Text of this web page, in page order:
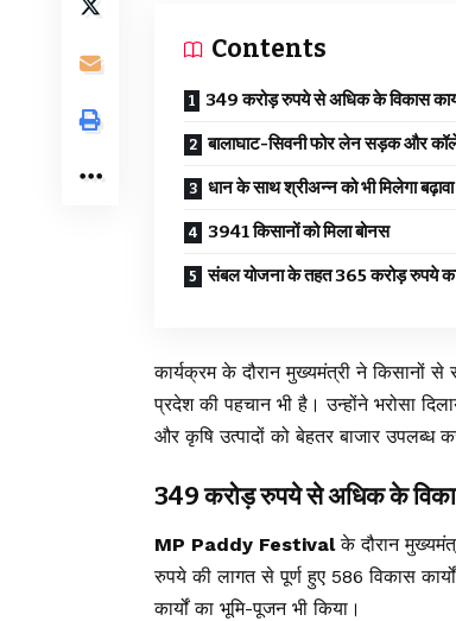
Contents
349 करोड़ रुपये से अधिक के विकास
बालाघाट-सिवनी फोर लेन सड़क और
धान के साथ श्रीअन्न को भी मिलेगा बढ़ावा
3941 किसानों को मिला बोनस
संबल योजना के तहत 365 करोड़ रुपये
कार्यक्रम के दौरान मुख्यमंत्री ने किसानों
प्रदेश की पहचान भी है। उन्होंने भरोसा
और कृषि उत्पादों को बेहतर बाजार उपलब्ध
349 करोड़ रुपये से अधिक के
MP Paddy Festival के दौरान
रुपये की लागत से पूर्ण हुए 586 विकास
कार्यों का भूमि-पूजन भी किया।